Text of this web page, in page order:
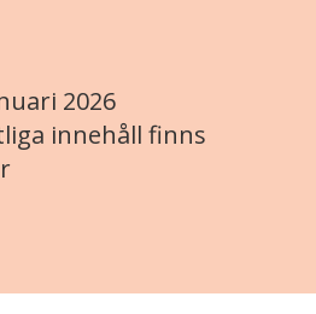
2026
innehåll finns